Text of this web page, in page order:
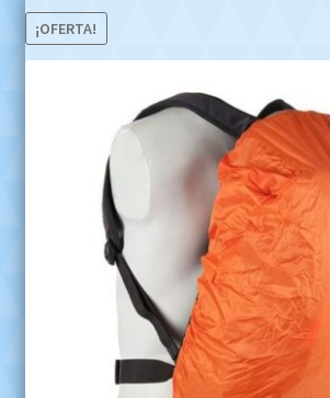
¡OFERTA!